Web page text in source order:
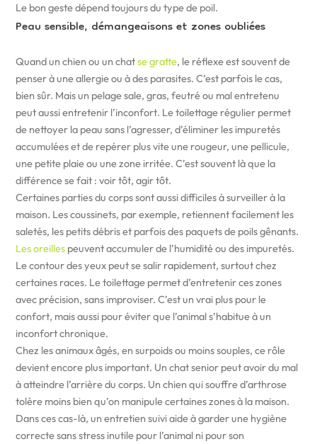
Le bon geste dépend toujours du type de poil.
Peau sensible, démangeaisons et zones oubliées
Quand un chien ou un chatse gratte, le réflexe est souvent de
penser à une allergie ou à des parasites. C’est parfois le cas,
bien sûr. Mais un pelage sale, gras, feutré ou mal entretenu
peut aussi entretenir l’inconfort. Le toilettage régulier permet
de nettoyer la peau sans l’agresser, d’éliminer les impuretés
accumulées et de repérer plus vite une rougeur, une pellicule,
une petite plaie ou une zone irritée. C’est souvent là que la
différence se fait : voir tôt, agir tôt.
Certaines parties du corps sont aussi difficiles à surveiller à la
maison. Les coussinets, par exemple, retiennent facilement les
saletés, les petits débris et parfois des paquets de poils gênants.
Les oreilles peuvent accumuler de l’humidité ou des impuretés.
Le contour des yeux peut se salir rapidement, surtout chez
certaines races. Le toilettage permet d’entretenir ces zones
avec précision, sans improviser. C’est un vrai plus pour le
confort, mais aussi pour éviter que l’animal s’habitue à un
inconfort chronique.
Chez les animaux âgés, en surpoids ou moins souples, ce rôle
devient encore plus important. Un chat senior peut avoir du mal
à atteindre l’arrière du corps. Un chien qui souffre d’arthrose
tolère moins bien qu’on manipule certaines zones à la maison.
Dans ces cas-là, un entretien suivi aide à garder une hygiène
correcte sans stress inutile pour l’animal ni pour son